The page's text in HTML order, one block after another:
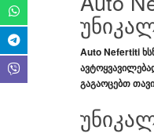
Auto Nefertiti
გაგაოცებთ